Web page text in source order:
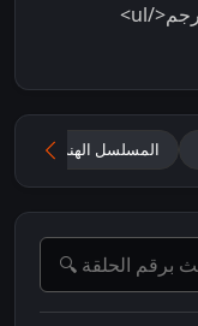
المسلسل الهندي Ghum Hai Kisikey Pyaar Meiin مترجم